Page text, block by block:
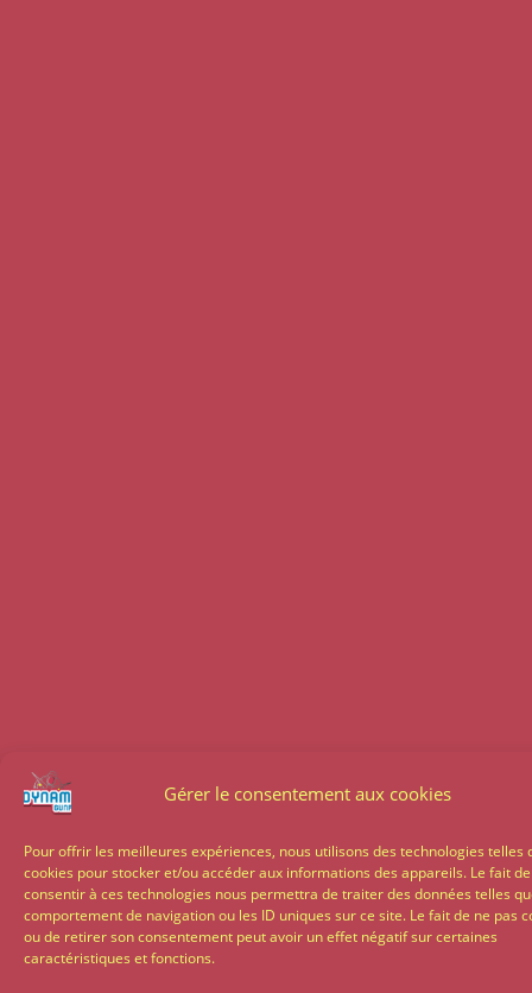
Gérer le consentement aux cookies
Pour offrir les meilleures expériences, nous utilisons des technologies telles
cookies pour stocker et/ou accéder aux informations des appareils. Le fait de
consentir à ces technologies nous permettra de traiter des données telles
comportement de navigation ou les ID uniques sur ce site. Le fait de ne pas
ou de retirer son consentement peut avoir un effet négatif sur certaines
caractéristiques et fonctions.